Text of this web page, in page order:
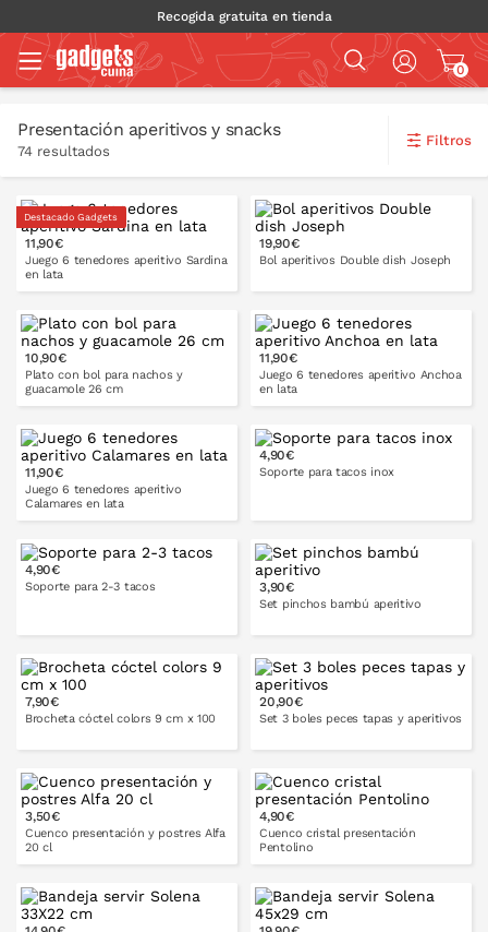
Recogida gratuita en tienda
0
Presentación aperitivos y snacks
74 resultados
Filtros
Destacado Gadgets
11,90€
Juego 6 tenedores aperitivo Sardina
en lata
PONLO EN LA CESTA
19,90€
Bol aperitivos Double dish Joseph
PONLO EN LA CESTA
10,90€
Plato con bol para nachos y
guacamole 26 cm
PONLO EN LA CESTA
11,90€
Juego 6 tenedores aperitivo Anchoa
en lata
PONLO EN LA CESTA
11,90€
Juego 6 tenedores aperitivo
Calamares en lata
PONLO EN LA CESTA
4,90€
Soporte para tacos inox
2-3 3-4
4,90€
Soporte para 2-3 tacos
PONLO EN LA CESTA
3,90€
Set pinchos bambú aperitivo
PONLO EN LA CESTA
7,90€
Brocheta cóctel colors 9 cm x 100
PONLO EN LA CESTA
20,90€
Set 3 boles peces tapas y aperitivos
PONLO EN LA CESTA
3,50€
Cuenco presentación y postres Alfa
20 cl
4,90€
Cuenco cristal presentación
Pentolino
14 cm 17 cm